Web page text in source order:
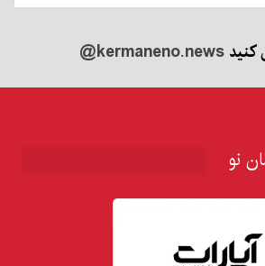
کنید@kermaneno.news
نو